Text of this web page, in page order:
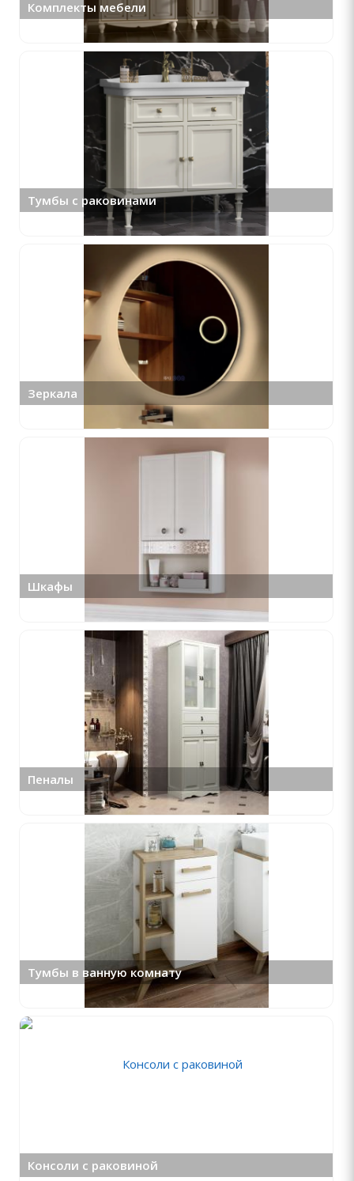
Комплекты мебели
Тумбы с раковинами
Зеркала
Шкафы
Пеналы
Тумбы в ванную комнату
Консоли с раковиной